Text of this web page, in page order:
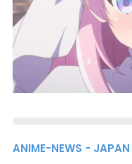
ANIME-NEWS - JAPAN